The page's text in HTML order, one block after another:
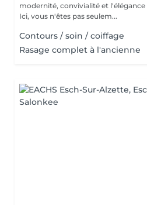
modernité, convivialité et l'élégance
Ici, vous n'êtes pas seulem...
Contours / soin / coiffage
Rasage complet à l'ancienne